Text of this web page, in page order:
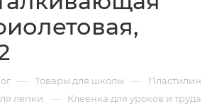
— Товары для школы — Пластилин
лепки — Клеенка для уроков и труда